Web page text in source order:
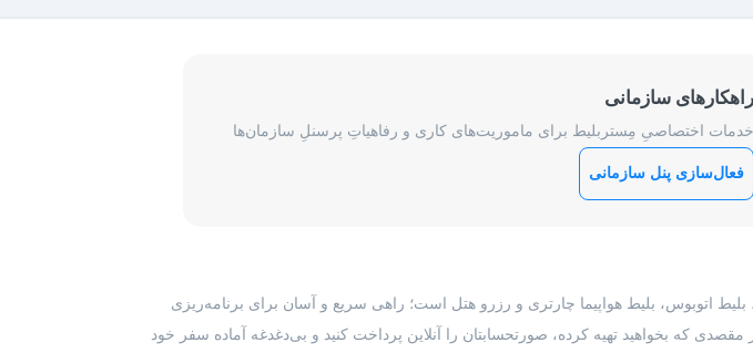
راهکارهای سازمانی
خدمات اختصاصیِ مِستربلیط برای ماموریت‌های کاری و رفاهیاتِ پرسنلِ سازمان‌ها
فعال‌سازی پنل سازمانی
بلیط اتوبوس، بلیط هواپیما چارتری و رزرو هتل است؛ راهی سریع و آسان برای برنامه‌ریزی
مقصدی که بخواهید تهیه کرده، صورتحسابتان را آنلاین پرداخت کنید و بی‌دغدغه آماده سفر خود